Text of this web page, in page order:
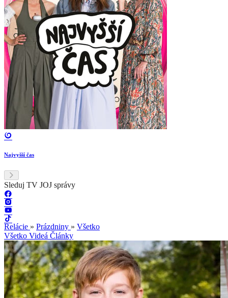
Najvyšší čas
Sleduj TV JOJ správy
Relácie » Prázdniny » Všetko
Všetko Videá Články